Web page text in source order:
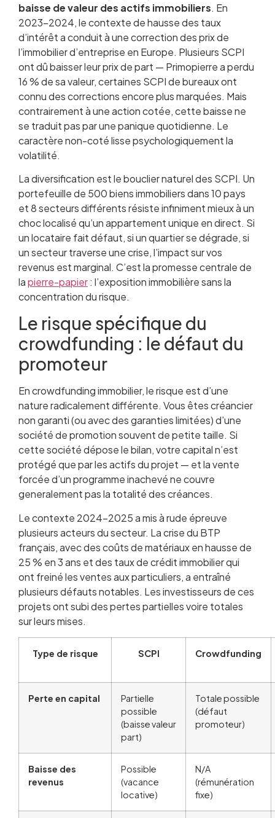
baisse de valeur des actifs immobiliers. En
2023-2024, le contexte de hausse des taux
d’intérêt a conduit à une correction des prix de
l’immobilier d’entreprise en Europe. Plusieurs SCPI
ont dû baisser leur prix de part — Primopierre a perdu
16 % de sa valeur, certaines SCPI de bureaux ont
connu des corrections encore plus marquées. Mais
contrairement à une action cotée, cette baisse ne
se traduit pas par une panique quotidienne. Le
caractère non-coté lisse psychologiquement la
volatilité.
La diversification est le bouclier naturel des SCPI. Un
portefeuille de 500 biens immobiliers dans 10 pays
et 8 secteurs différents résiste infiniment mieux à un
choc localisé qu’un appartement unique en direct. Si
un locataire fait défaut, si un quartier se dégrade, si
un secteur traverse une crise, l’impact sur vos
revenus est marginal. C’est la promesse centrale de
lapierre-papier: l’exposition immobilière sans la
concentration du risque.
Le risque spécifique du
crowdfunding : le défaut du
promoteur
En crowdfunding immobilier, le risque est d’une
nature radicalement différente. Vous êtes créancier
non garanti (ou avec des garanties limitées) d’une
société de promotion souvent de petite taille. Si
cette société dépose le bilan, votre capital n’est
protégé que par les actifs du projet — et la vente
forcée d’un programme inachevé ne couvre
generalement pas la totalité des créances.
Le contexte 2024-2025 a mis à rude épreuve
plusieurs acteurs du secteur. La crise du BTP
français, avec des coûts de matériaux en hausse de
25 % en 3 ans et des taux de crédit immobilier qui
ont freiné les ventes aux particuliers, a entraîné
plusieurs défauts notables. Les investisseurs de ces
projets ont subi des pertes partielles voire totales
sur leurs mises.
Type de risque SCPI Crowdfunding
Perte en capital
Partielle
possible
(baisse valeur
part)
Totale possible
(défaut
promoteur)
Baisse des
revenus
Possible
(vacance
locative)
N/A
(rémunération
fixe)